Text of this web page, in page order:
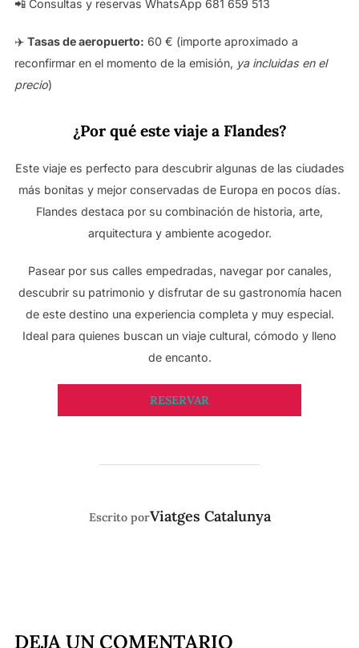
📲 Consultas y reservas WhatsApp 681 659 513
✈️ Tasas de aeropuerto: 60 € (importe aproximado a
reconfirmar en el momento de la emisión, ya incluidas en el
precio)
¿Por qué este viaje a Flandes?
Este viaje es perfecto para descubrir algunas de las ciudades
más bonitas y mejor conservadas de Europa en pocos días.
Flandes destaca por su combinación de historia, arte,
arquitectura y ambiente acogedor.
Pasear por sus calles empedradas, navegar por canales,
descubrir su patrimonio y disfrutar de su gastronomía hacen
de este destino una experiencia completa y muy especial.
Ideal para quienes buscan un viaje cultural, cómodo y lleno
de encanto.
RESERVAR
AUTOR DE LA PUBLICACIÓN
Escrito porViatges Catalunya
DEJA UN COMENTARIO